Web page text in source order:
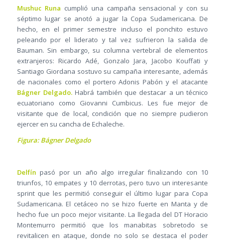
Mushuc Runa cumplió una campaña sensacional y con su
séptimo lugar se anotó a jugar la Copa Sudamericana. De
hecho, en el primer semestre incluso el ponchito estuvo
peleando por el liderato y tal vez sufrieron la salida de
Bauman. Sin embargo, su columna vertebral de elementos
extranjeros: Ricardo Adé, Gonzalo Jara, Jacobo Kouffati y
Santiago Giordana sostuvo su campaña interesante, además
de nacionales como el portero Adonis Pabón y el atacante
Bágner Delgado.Habrá también que destacar a un técnico
ecuatoriano como Giovanni Cumbicus. Les fue mejor de
visitante que de local, condición que no siempre pudieron
ejercer en su cancha de Echaleche.
Figura: Bágner Delgado
Delfín pasó por un año algo irregular finalizando con 10
triunfos, 10 empates y 10 derrotas, pero tuvo un interesante
sprint que les permitió conseguir el último lugar para Copa
Sudamericana. El cetáceo no se hizo fuerte en Manta y de
hecho fue un poco mejor visitante. La llegada del DT Horacio
Montemurro permitió que los manabitas sobretodo se
revitalicen en ataque, donde no solo se destaca el poder